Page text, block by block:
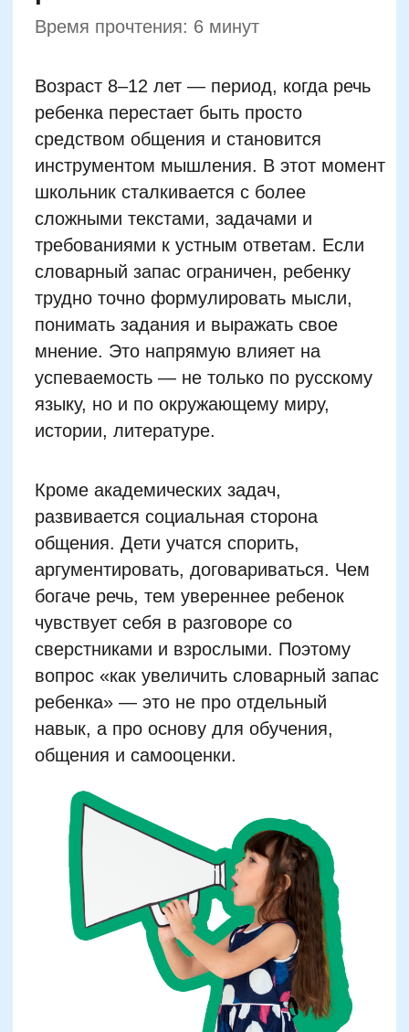
мнение. Это напрямую влияет на
успеваемость — не только по русскому
Кроме академических задач,
развивается социальная сторона
аргументировать, договариваться. Чем
богаче речь, тем увереннее ребенок
сверстниками и взрослыми. Поэтому
вопрос «как увеличить словарный запас
ребенка» — это не про отдельный
общения и самооценки.